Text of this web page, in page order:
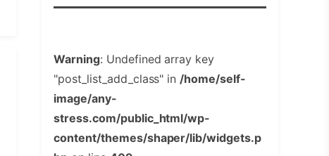
Warning: Undefined array key
"post_list_add_class" in /home/self-
image/any-
stress.com/public_html/wp-
content/themes/shaper/lib/widgets.p